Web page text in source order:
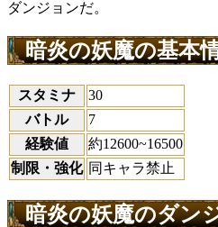
ダンジョンだ。
暗炎の妖魔の基本
スタミナ
30
バトル
7
経験値
約12600~16500
制限・強化 同キャラ禁止
暗炎の妖魔のダン